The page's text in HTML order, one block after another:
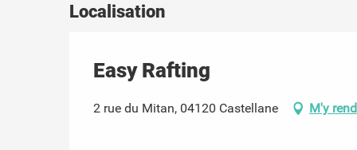
Localisation
Easy Rafting
2 rue du Mitan, 04120 Castellane M'y